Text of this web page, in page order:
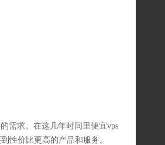
需求。在这几年时间里便宜vps
性价比更高的产品和服务。